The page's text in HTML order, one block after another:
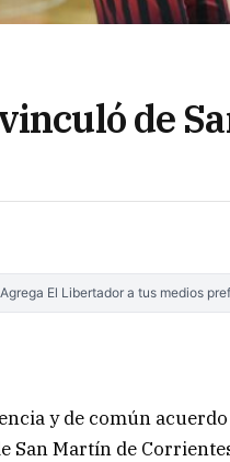
de
Agrega El Libertador a tus medios
y de común
San Martín de